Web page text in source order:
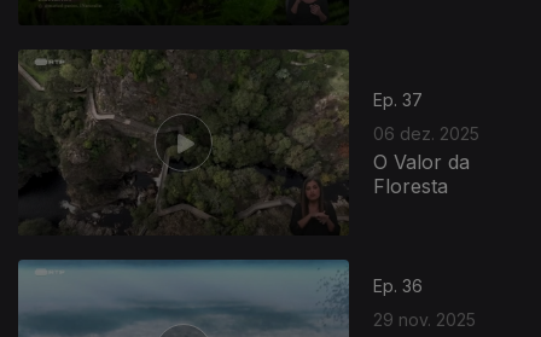
Ep. 37
06 dez. 2025
O Valor da
Floresta
Ep. 36
29 nov. 2025